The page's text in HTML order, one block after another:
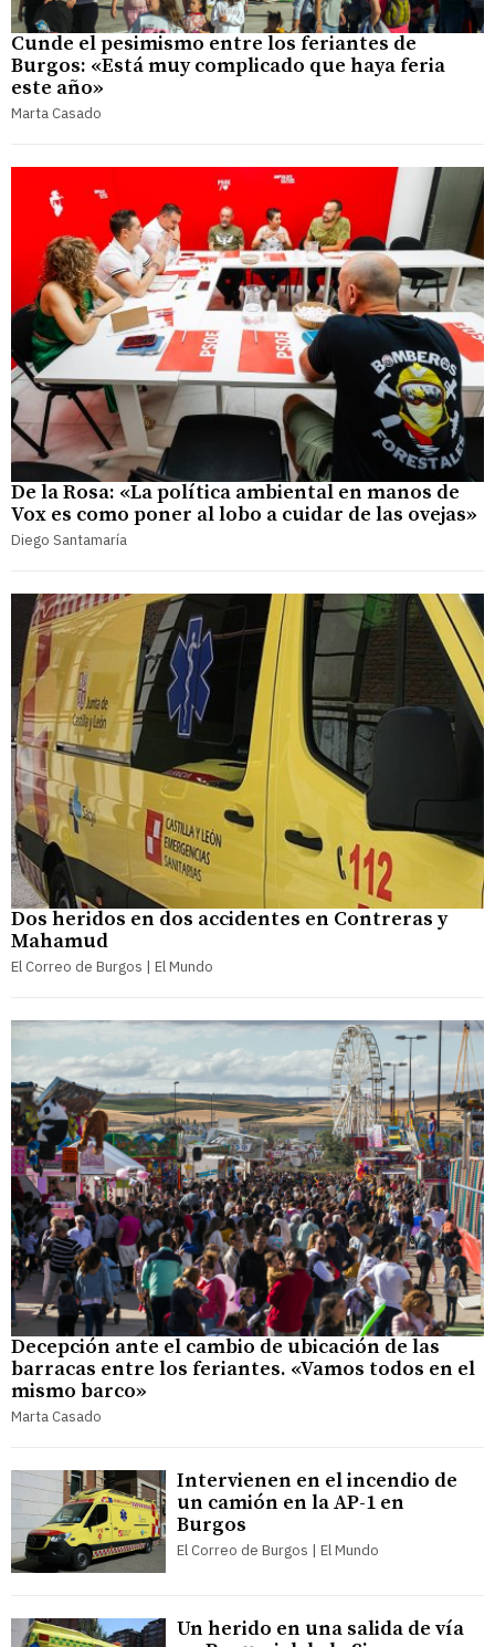
Cunde el pesimismo entre los feriantes de
Burgos: «Está muy complicado que haya feria
este año»
Marta Casado
De la Rosa: «La política ambiental en manos de
Vox es como poner al lobo a cuidar de las ovejas»
Diego Santamaría
Dos heridos en dos accidentes en Contreras y
Mahamud
El Correo de Burgos | El Mundo
Decepción ante el cambio de ubicación de las
barracas entre los feriantes. «Vamos todos en el
mismo barco»
Marta Casado
Intervienen en el incendio de
un camión en la AP-1 en
Burgos
El Correo de Burgos | El Mundo
Un herido en una salida de vía